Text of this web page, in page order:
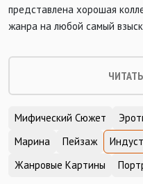
представлена хорошая
жанра на любой самый
Мифический Сюжет
Марина
Пейзаж
Жанровые Картины